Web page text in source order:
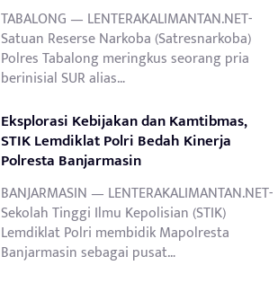
TABALONG — LENTERAKALIMANTAN.NET-
Satuan Reserse Narkoba (Satresnarkoba)
Polres Tabalong meringkus seorang pria
berinisial SUR alias…
Eksplorasi Kebijakan dan Kamtibmas,
STIK Lemdiklat Polri Bedah Kinerja
Polresta Banjarmasin
BANJARMASIN — LENTERAKALIMANTAN.NET-
Sekolah Tinggi Ilmu Kepolisian (STIK)
Lemdiklat Polri membidik Mapolresta
Banjarmasin sebagai pusat…